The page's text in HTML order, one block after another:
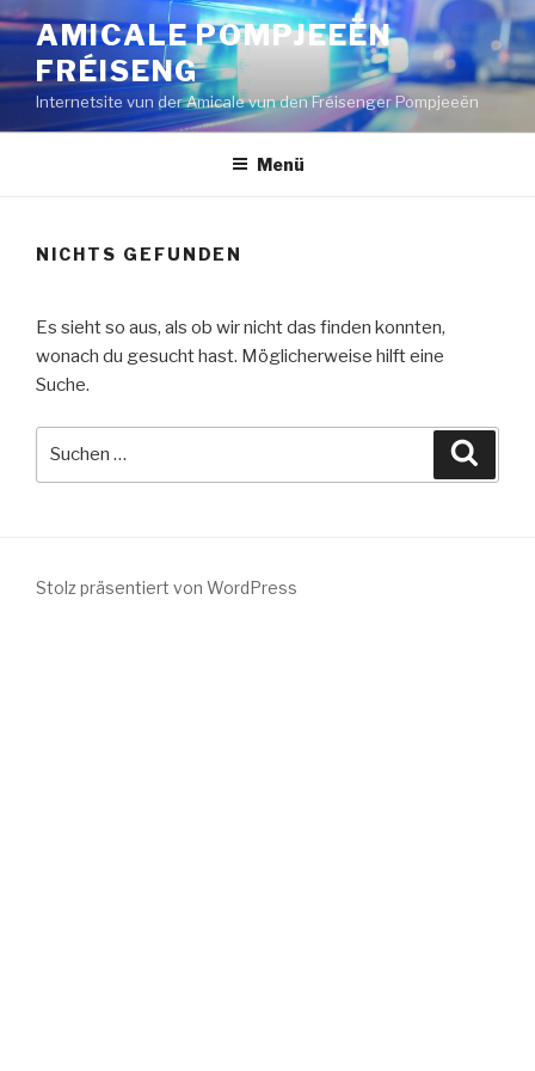
Zum
Inhalt
springen
AMICALE POMPJEEËN
FRÉISENG
Internetsite vun der Amicale vun den Fréisenger Pompjeeën
Menü
NICHTS GEFUNDEN
Es sieht so aus, als ob wir nicht das finden konnten,
wonach du gesucht hast. Möglicherweise hilft eine
Suche.
Stolz präsentiert von WordPress